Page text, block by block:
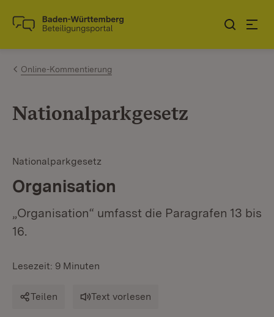
Zum Inhalt springen
Link zur Startseite
Online-Kommentierung
Nationalparkgesetz
Nationalparkgesetz
Organisation
„Organisation“ umfasst die Paragrafen 13 bis
16.
Lesezeit: 9 Minuten
Teilen Text vorlesen